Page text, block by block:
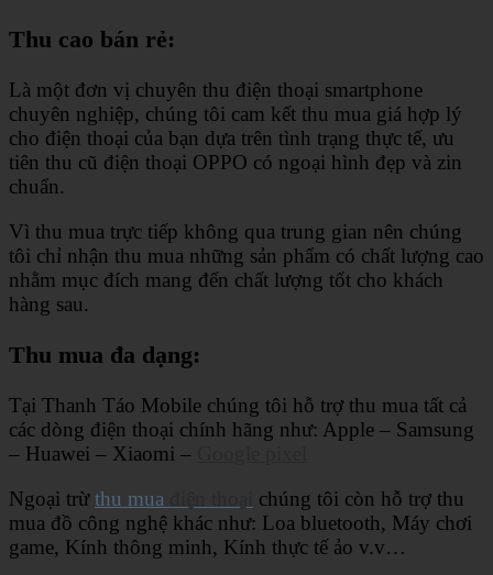
Thu cao bán rẻ:
Là một đơn vị chuyên thu điện thoại smartphone
chuyên nghiệp, chúng tôi cam kết thu mua giá hợp lý
cho điện thoại của bạn dựa trên tình trạng thực tế, ưu
tiên thu cũ điện thoại OPPO có ngoại hình đẹp và zin
chuẩn.
Vì thu mua trực tiếp không qua trung gian nên chúng
tôi chỉ nhận thu mua những sản phẩm có chất lượng cao
nhằm mục đích mang đến chất lượng tốt cho khách
hàng sau.
Thu mua đa dạng:
Tại Thanh Táo Mobile chúng tôi hỗ trợ thu mua tất cả
các dòng điện thoại chính hãng như: Apple – Samsung
– Huawei – Xiaomi –
Ngoại trừthu mua
chúng tôi còn hỗ trợ thu
mua đồ công nghệ khác như: Loa bluetooth, Máy chơi
game, Kính thông minh, Kính thực tế ảo v.v…